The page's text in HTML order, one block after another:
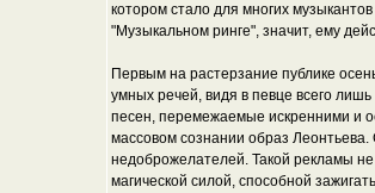
котором стало для многих
"Музыкальном ринге", значит, ему
Первым на растерзание публике
умных речей, видя в певце всего
песен, перемежаемые искренними и
массовом сознании образ
недоброжелателей. Такой рекламы
магической силой, способной